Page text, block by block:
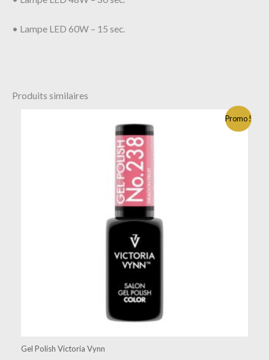
• Lampe LED 60W – 15 sec.
Produits similaires
Promo !
Gel Polish Victoria Vynn